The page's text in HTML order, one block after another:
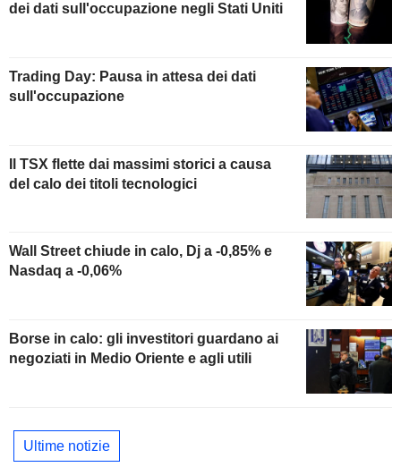
dei dati sull'occupazione negli Stati Uniti
Trading Day: Pausa in attesa dei dati
sull'occupazione
Il TSX flette dai massimi storici a causa
del calo dei titoli tecnologici
Wall Street chiude in calo, Dj a -0,85% e
Nasdaq a -0,06%
Borse in calo: gli investitori guardano ai
negoziati in Medio Oriente e agli utili
Ultime notizie